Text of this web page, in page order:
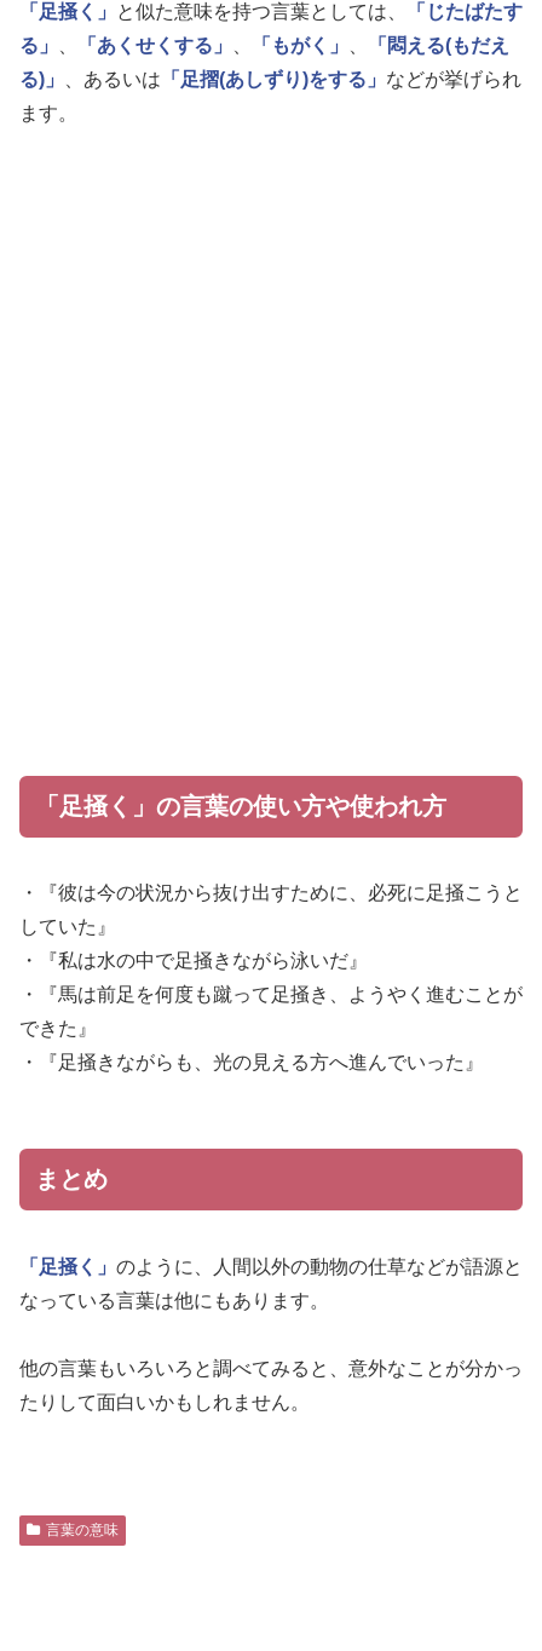
「足掻く」 と似た意味を持つ言葉としては、
「じたばたす
る」
「あくせくする」 「もがく」
「悶える(もだえ
る)」
、あるいは 「足摺(あしずり)をする」 などが挙げられ
ます。
「足掻く」の言葉の使い方や使われ方
・『彼は今の状況から抜け出すために、必死に足掻こうと
していた』
・『私は水の中で足掻きながら泳いだ』
・『馬は前足を何度も蹴って足掻き、ようやく進むことが
できた』
・『足掻きながらも、光の見える方へ進んでいった』
まとめ
「足掻く」 のように、人間以外の動物の仕草などが語源と
なっている言葉は他にもあります。
他の言葉もいろいろと調べてみると、意外なことが分かっ
たりして面白いかもしれません。
言葉の意味